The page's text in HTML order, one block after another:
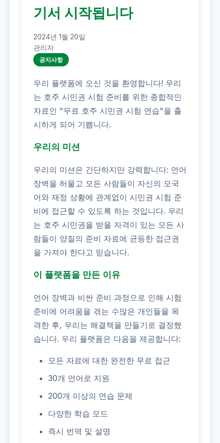
기서 시작됩니다
2024년 1월 20일
관리자
공지사항
우리 플랫폼에 오신 것을 환영합니다! 우리
는 호주 시민권 시험 준비를 위한 종합적인
자료인 "무료 호주 시민권 시험 연습"을 출
시하게 되어 기쁩니다.
우리의 미션
우리의 미션은 간단하지만 강력합니다: 언어
장벽을 허물고 모든 사람들이 자신의 모국
어와 재정 상황에 관계없이 시민권 시험 준
비에 접근할 수 있도록 하는 것입니다. 우리
는 호주 시민권을 받을 자격이 있는 모든 사
람들이 양질의 준비 자료에 균등한 접근권
을 가져야 한다고 믿습니다.
이 플랫폼을 만든 이유
언어 장벽과 비싼 준비 과정으로 인해 시험
준비에 어려움을 겪는 수많은 개인들을 목
격한 후, 우리는 해결책을 만들기로 결정했
습니다. 우리 플랫폼은 다음을 제공합니다:
모든 자료에 대한 완전한 무료 접근
30개 언어로 지원
200개 이상의 연습 문제
다양한 학습 모드
즉시 번역 및 설명